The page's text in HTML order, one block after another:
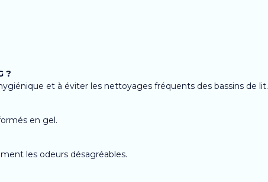
?
et à éviter les nettoyages fréquents des bassins de lit.
en gel.
les odeurs désagréables.